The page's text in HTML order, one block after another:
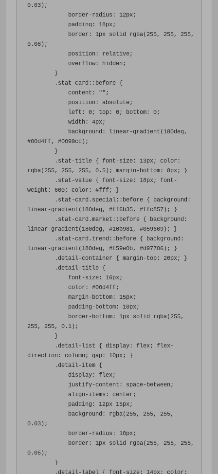
0.03 );
border-radius : 12px;
padding : 18px;
border : 1px solid rgba( 255, 255, 255,
0.08 );
position : relative;
overflow : hidden ;
}
. stat-card :: before {
content : "" ;
position : absolute;
left : 0; top : 0; bottom : 0;
width : 4px;
background : linear-gradient ( 180deg ,
#00d4ff, #0099cc );
}
. stat-title { font-size : 13px; color :
rgba( 255, 255, 255, 0.5 ); margin-bottom : 8px;
}
. stat-value { font-size : 18px;
font-
weight : 600; color : #fff;
}
. stat-card . special :: before { background :
linear-gradient ( 180deg , #ff6b35, #ffc857 );
}
. stat-card .market :: before { background :
linear-gradient ( 180deg , #10b981, #059669 );
}
. stat-card . trend :: before { background :
linear-gradient ( 180deg , #f59e0b, #d97706 );
}
. detail-container { margin-top : 20px;
}
. detail-title {
font-size : 16px;
color : #00d4ff;
margin-bottom : 15px;
padding-bottom : 10px;
border-bottom : 1px solid rgba( 255,
255, 255, 0.1 );
}
. detail-list { display : flex;
flex-
direction : column ; gap : 10px;
}
. detail-item {
display : flex;
justify-content : space-between ;
align-items : center ;
padding : 12px 15px;
background : rgba( 255, 255, 255,
0.03 );
border-radius : 10px;
border : 1px solid rgba( 255, 255, 255,
0.05 );
}
. detail-label { font-size : 14px; color :